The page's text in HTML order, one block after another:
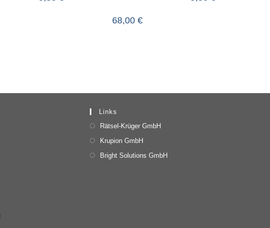
68,00 €
Links
Rätsel-Krüger GmbH
Krupion GmbH
Bright Solutions GmbH